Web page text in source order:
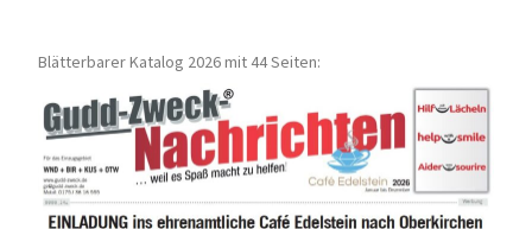
Blätterbarer Katalog 2026 mit 44 Seiten: